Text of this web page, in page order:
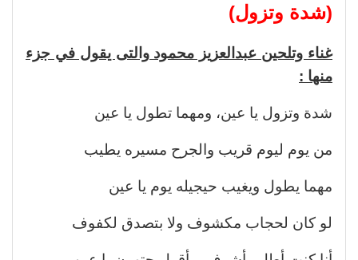
(شدة وتزول)
غناء وتلحين عبدالعزيز محمود والتى يقول في جزء
منها :
شدة وتزول يا عين، ومهما تطول يا عين
من يوم ليوم قريب والجرح مسيره يطيب
مهما يطول ويغيب حيجيله يوم يا عين
لو كان لحجاب مكشوف ولا بتصدق لكفوف